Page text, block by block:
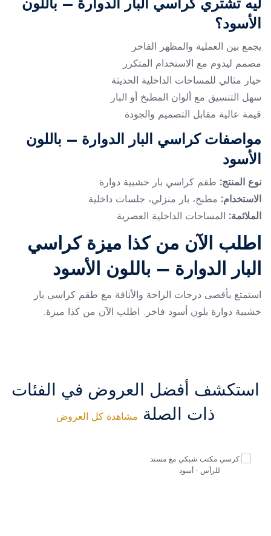
الأسود؟
يجمع بين العملية والمظهر الفاخر
مصمم ليدوم مع الاستخدام المتكرر
خيار مثالي للمساحات الداخلية الحديثة
سهل التنسيق مع ألوان المطبخ أو البار
قيمة عالية مقابل التصميم والجودة
مواصفات كراسي البار الدوارة – باللون
الأسود
نوع المنتج: طقم كراسي بار خشبية دوارة
الاستخدام: مطبخ، بار منزلي، جلسات داخلية
الملائمة: المساحات الداخلية العصرية
اطلب الآن من كذا ميزة كراسي
البار الدوارة – باللون الأسود
استمتع بأقصى درجات الراحة والأناقة مع طقم كراسي بار
خشبية دوارة بلون أسود فاخر. اطلب الآن من كذا ميزة.
استكشف أفضل العروض في الفئات
ذات الصلة مشاهدة كل العروض